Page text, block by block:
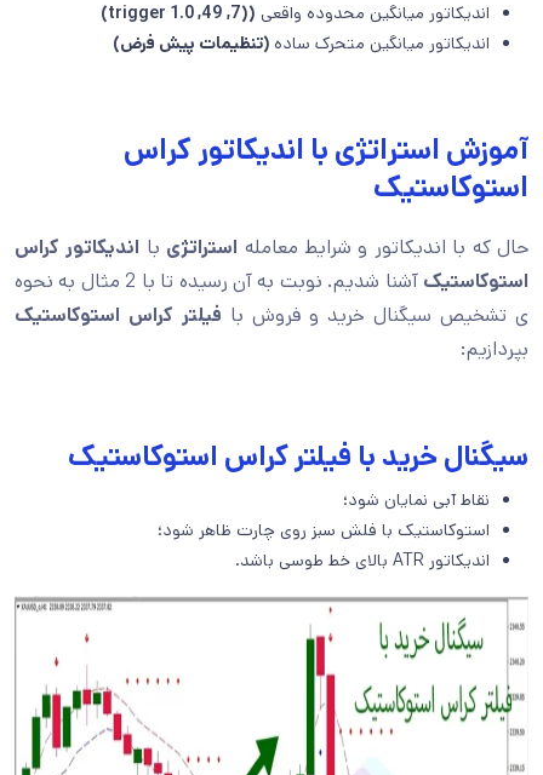
اندیکاتور میانگین محدوده واقعی ((7, 49, trigger 1.0)
اندیکاتور میانگین متحرک ساده (تنظیمات پیش فرض)
آموزش استراتژی با اندیکاتور کراس
استوکاستیک
حال که با اندیکاتور و شرایط معامله استراتژی با اندیکاتور کراس
استوکاستیک
آشنا شدیم. نوبت به آن رسیده تا با 2 مثال به نحوه
ی تشخیص سیگنال خرید و فروش با فیلتر کراس استوکاستیک
بپردازیم:
سیگنال خرید با فیلتر کراس استوکاستیک
نقاط آبی نمایان شود؛
استوکاستیک با فلش سبز روی چارت ظاهر شود؛
اندیکاتور ATR بالای خط طوسی باشد.